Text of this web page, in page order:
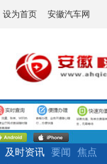
设为首页 安徽汽车网
及时资讯 要闻
焦点